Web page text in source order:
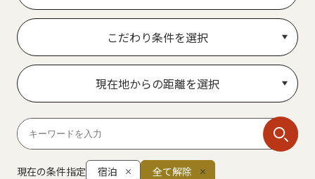
こだわり条件を選択
現在地からの距離を選択
現在の条件指定 宿泊 全て解除